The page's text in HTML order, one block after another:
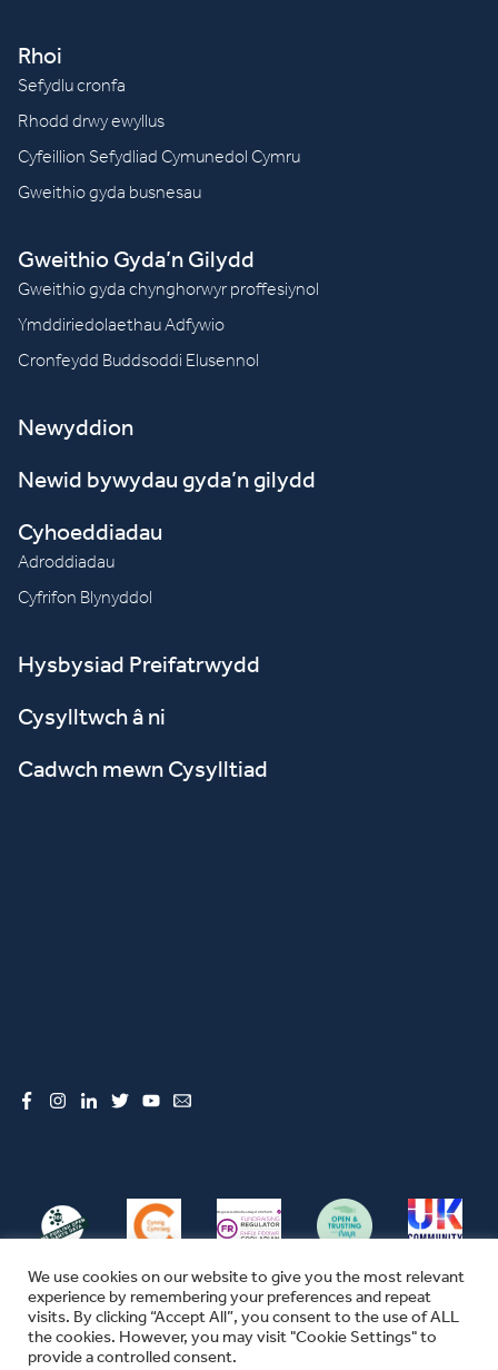
Rhoi
Sefydlu cronfa
Rhodd drwy ewyllus
Cyfeillion Sefydliad Cymunedol Cymru
Gweithio gyda busnesau
Gweithio Gyda’n Gilydd
Gweithio gyda chynghorwyr proffesiynol
Ymddiriedolaethau Adfywio
Cronfeydd Buddsoddi Elusennol
Newyddion
Newid bywydau gyda’n gilydd
Cyhoeddiadau
Adroddiadau
Cyfrifon Blynyddol
Hysbysiad Preifatrwydd
Cysylltwch â ni
Cadwch mewn Cysylltiad
© CFW 2026 ALL RIGHTS RESERVED
We use cookies on our website to give you the most relevant
experience by remembering your preferences and repeat
visits. By clicking “Accept All”, you consent to the use of ALL
the cookies. However, you may visit "Cookie Settings" to
provide a controlled consent.